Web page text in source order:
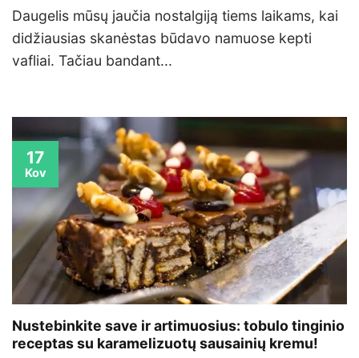
Daugelis mūsų jaučia nostalgiją tiems laikams, kai
didžiausias skanėstas būdavo namuose kepti
vafliai. Tačiau bandant...
Nustebinkite save ir artimuosius: tobulo tinginio
receptas su karamelizuotų sausainių kremu!
17
Kov